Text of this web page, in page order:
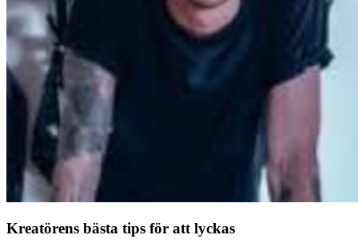
Kreatörens bästa tips för att lyckas